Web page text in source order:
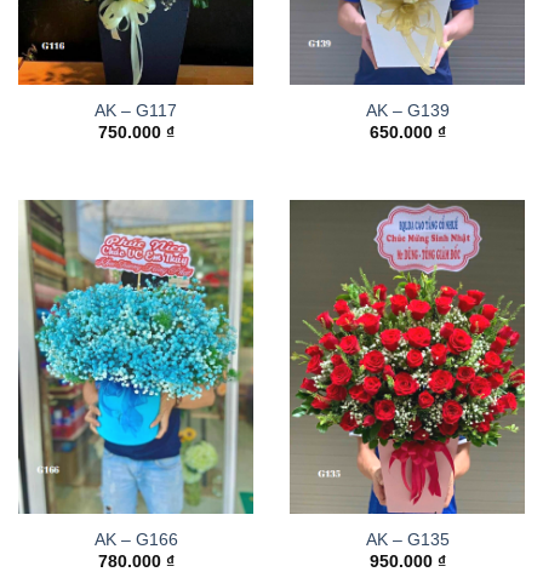
AK – G117
750.000 ₫
AK – G139
650.000 ₫
AK – G166
780.000 ₫
AK – G135
950.000 ₫